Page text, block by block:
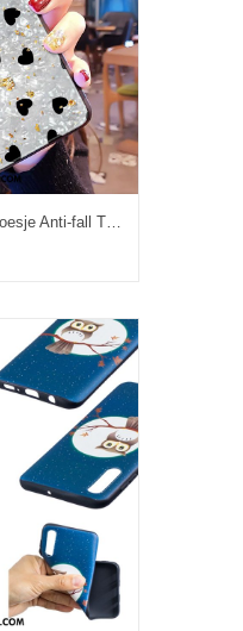
Samsung Galaxy A50 Hoesje Anti-fall Trendy Merk Hoes, Samsung Galaxy A50 Hoesje Roze Wit